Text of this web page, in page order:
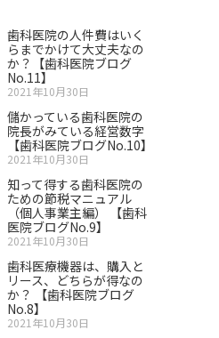
歯科医院の人件費はいく
らまでかけて大丈夫なの
か？【歯科医院ブログ
No.11】
2021年10月30日
儲かっている歯科医院の
院長がみている経営数字
【歯科医院ブログNo.10】
2021年10月30日
知って得する歯科医院の
ための節税マニュアル
（個人事業主編） 【歯科
医院ブログNo.9】
2021年10月30日
歯科医療機器は、購入と
リース、どちらが得なの
か？ 【歯科医院ブログ
No.8】
2021年10月30日